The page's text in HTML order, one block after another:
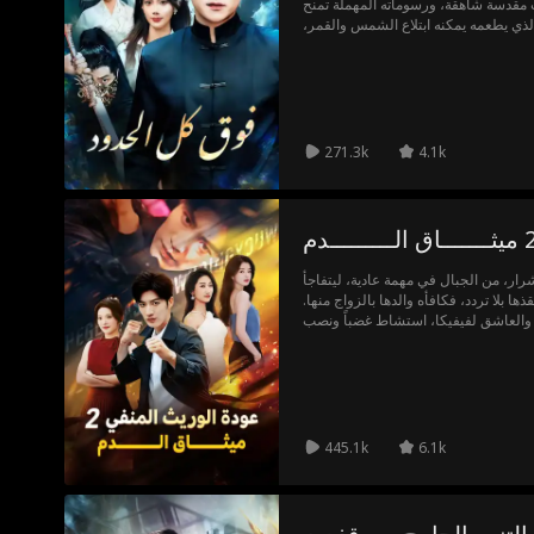
مقدسة شاهقة، ورسوماته المهملة تمنح
يطعمه يمكنه ابتلاع الشمس والقمر،
271.3k 4.1k
من الجبال في مهمة عادية، ليتفاجأ
بلا تردد، فكافأه والدها بالزواج منها.
والعاشق لفيفيكا، استشاط غضباً ونصب
445.1k 6.1k